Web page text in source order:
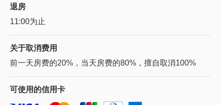
退房
11:00为止
关于取消费用
前一天房费的20%，当天房费的80%，擅自取消100%
可使用的信用卡